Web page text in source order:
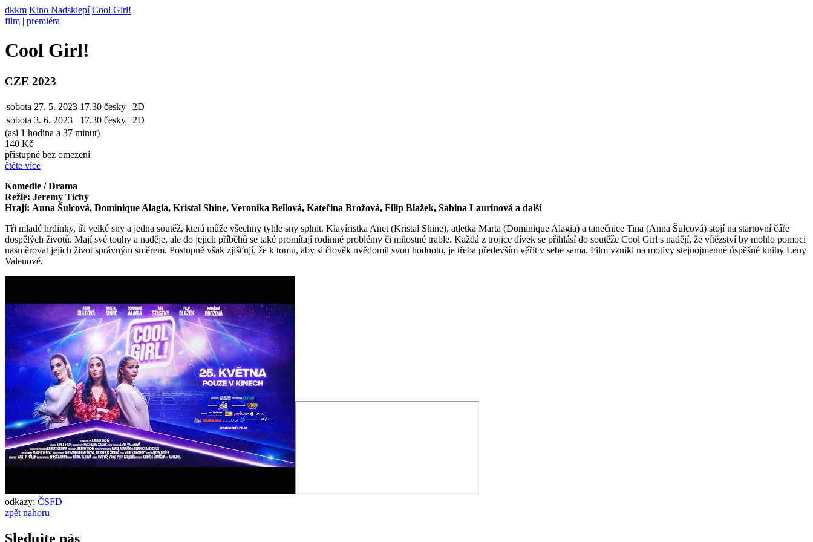
dkkm Kino Nadsklepí Cool Girl!
film | premiéra
Cool Girl!
CZE 2023
sobota 27. 5. 2023 17.30 česky | 2D
sobota 3. 6. 2023 17.30 česky | 2D
(asi 1 hodina a 37 minut)
140 Kč
přístupné bez omezení
čtěte více
Komedie / Drama
Režie: Jeremy Tichý
Hrají: Anna Šulcová, Dominique Alagia, Kristal Shine, Veronika Bellová, Kateřina Brožová, Filip Blažek, Sabina Laurinová a další
Tři mladé hrdinky, tři velké sny a jedna soutěž, která může všechny tyhle sny splnit. Klavíristka Anet (Kristal Shine), atletka Marta (Dominique Alagia) a tanečnice Tina (Anna Šulcová) stojí na startovní čáře
dospělých životů. Mají své touhy a naděje, ale do jejich příběhů se také promítají rodinné problémy či milostné trable. Každá z trojice dívek se přihlásí do soutěže Cool Girl s nadějí, že vítězství by mohlo pomoci
nasměrovat jejich život správným směrem. Postupně však zjišťují, že k tomu, aby si člověk uvědomil svou hodnotu, je třeba především věřit v sebe sama. Film vznikl na motivy stejnojmenné úspěšné knihy Leny
Valenové.
odkazy: ČSFD
zpět nahoru
Sledujte nás